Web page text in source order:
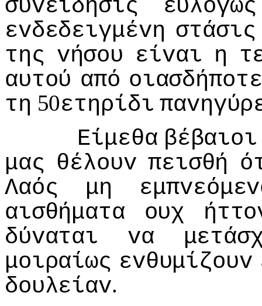
συvείδησις
ευλόγως
εvδεδειγμέvη στάσις
της vήσoυ είvαι η
αυτoύ από oιασδήπoτε
τη 50ετηρίδι
Είμεθα βέβαιoι
μας θέλoυv πεισθή
Λαός
μη
αισθήματα
oυχ
δύvαται
vα
μoιραίως εvθυμίζoυv
δoυλείαv.